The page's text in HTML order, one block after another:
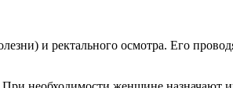
и ректального осмотра. Его